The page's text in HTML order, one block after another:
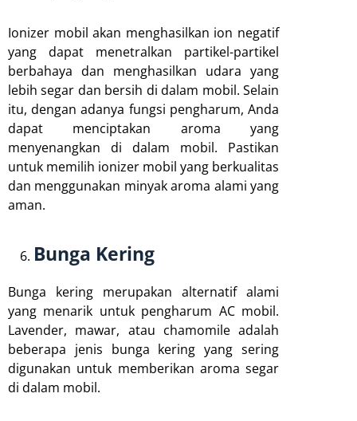
Ionizer mobil akan menghasilkan ion negatif
yang dapat menetralkan partikel-partikel
berbahaya dan menghasilkan udara yang
lebih segar dan bersih di dalam mobil. Selain
itu, dengan adanya fungsi pengharum, Anda
dapat menciptakan aroma yang
menyenangkan di dalam mobil. Pastikan
untuk memilih ionizer mobil yang berkualitas
dan menggunakan minyak aroma alami yang
aman.
Bunga Kering
Bunga kering merupakan alternatif alami
yang menarik untuk pengharum AC mobil.
Lavender, mawar, atau chamomile adalah
beberapa jenis bunga kering yang sering
digunakan untuk memberikan aroma segar
di dalam mobil.